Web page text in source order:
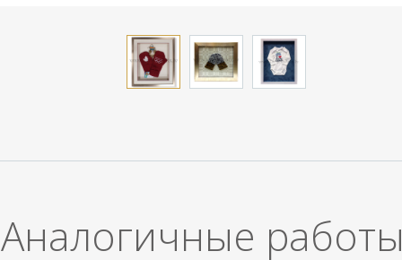
Aналогичные работы